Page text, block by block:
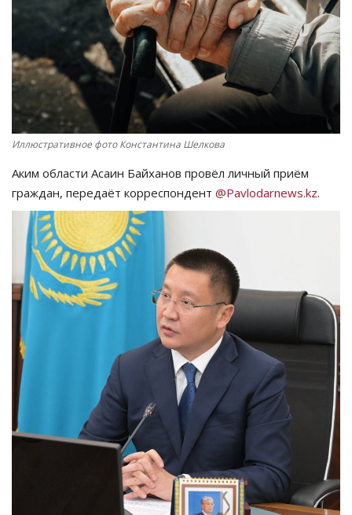
Чек-лист
РАЗВЛЕЧЕНИЯ
OFFICIAL
Курултай
Язык
Қазақша Русский
Иллюстративное фото Константина Шелкова
Аким области Асаин Байханов провёл личный приём
граждан, передаёт корреспондент @Pavlodarnews.kz.